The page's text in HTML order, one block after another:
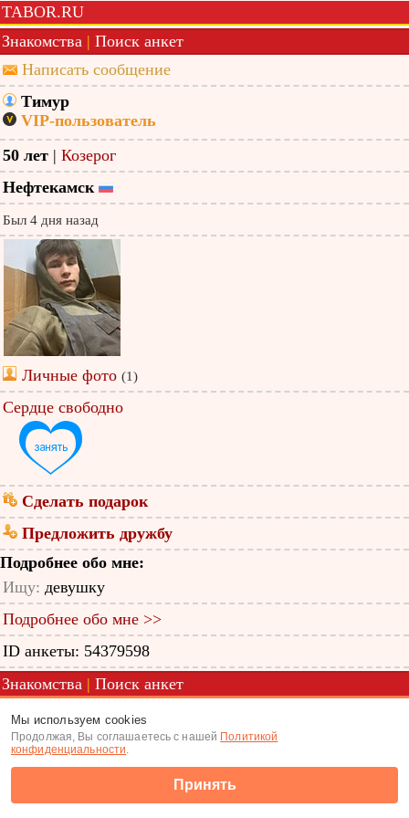
TABOR.RU
Знакомства | Поиск анкет
Написать сообщение
Тимур
VIP-пользователь
50 лет | Козерог
Нефтекамск
Был 4 дня назад
Личные фото (1)
Сердце свободно
Сделать подарок
Предложить дружбу
Подробнее обо мне:
Ищу: девушку
Подробнее обо мне >>
ID анкеты: 54379598
Знакомства | Поиск анкет
(c) Tabor.ru 2026
Мы используем cookies
Продолжая, Вы соглашаетесь с нашей Политикой
конфиденциальности.
Принять